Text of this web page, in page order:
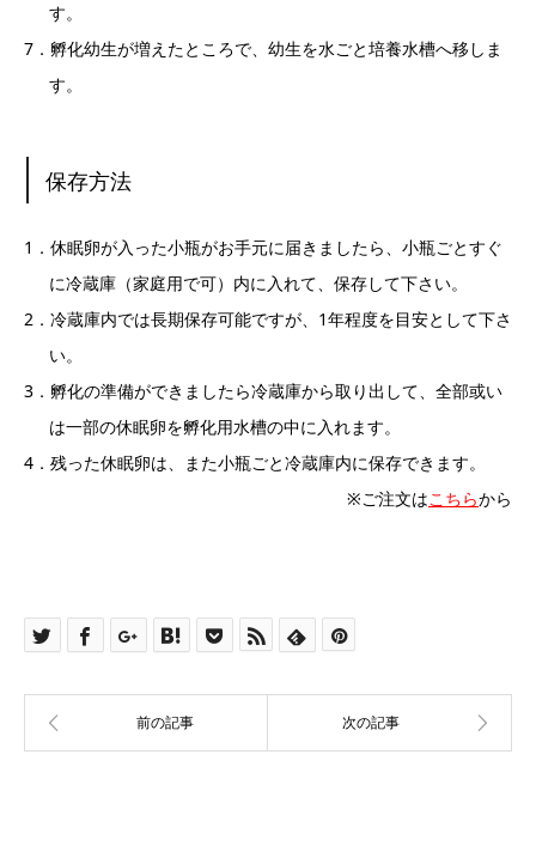
す。
7．孵化幼生が増えたところで、幼生を水ごと培養水槽へ移しま
す。
保存方法
1．休眠卵が入った小瓶がお手元に届きましたら、小瓶ごとすぐ
に冷蔵庫（家庭用で可）内に入れて、保存して下さい。
2．冷蔵庫内では長期保存可能ですが、1年程度を目安として下さ
い。
3．孵化の準備ができましたら冷蔵庫から取り出して、全部或い
は一部の休眠卵を孵化用水槽の中に入れます。
4．残った休眠卵は、また小瓶ごと冷蔵庫内に保存できます。
※ご注文はこちらから